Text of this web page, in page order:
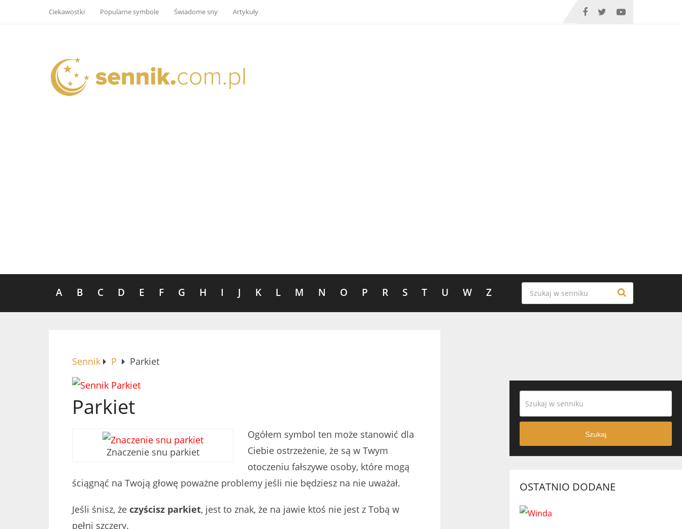
Ciekawostki Popularne symbole Świadome sny Artykuły
A B C D E F G H I J K L M N O P R S T U W Z
Sennik P Parkiet
Parkiet
Znaczenie snu parkiet
Ogółem symbol ten może stanowić dla
Ciebie ostrzeżenie, że są w Twym
otoczeniu fałszywe osoby, które mogą
ściągnąć na Twoją głowę poważne problemy jeśli nie będziesz na nie uważał.
Jeśli śnisz, że czyścisz parkiet, jest to znak, że na jawie ktoś nie jest z Tobą w
pełni szczery.
Szukaj
OSTATNIO DODANE